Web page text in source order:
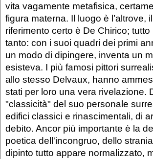
vita vagamente metafisica,
figura materna. Il luogo è l’altrove,
riferimento certo è De Chirico;
tanto: con i suoi quadri dei primi
un modo di dipingere, inventa un
esisteva. I più famosi pittori
allo stesso Delvaux, hanno
stati per loro una vera rivelazione.
"classicità" del suo personale
edifici classici e rinascimentali, di
debito. Ancor più importante è la
poetica dell'incongruo, dello
dipinto tutto appare normalizzato,